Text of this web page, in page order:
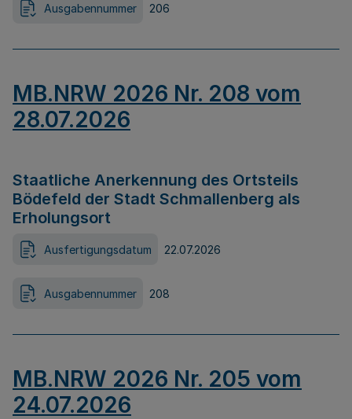
Ausgabennummer 206
MB.NRW 2026 Nr. 208 vom
28.07.2026
Staatliche Anerkennung des Ortsteils
Bödefeld der Stadt Schmallenberg als
Erholungsort
Ausfertigungsdatum 22.07.2026
Ausgabennummer 208
MB.NRW 2026 Nr. 205 vom
24.07.2026